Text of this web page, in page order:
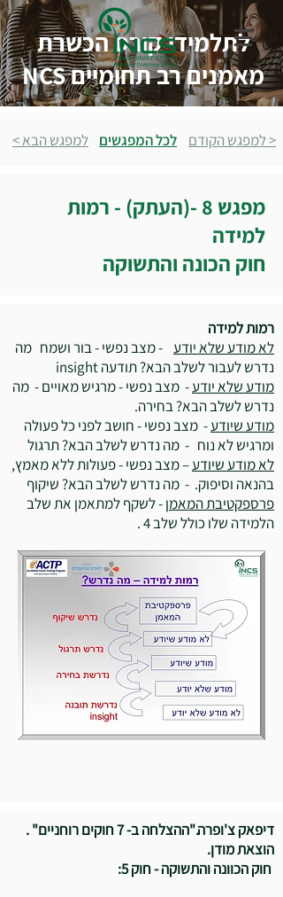
לתלמידי קורס הכשרת
מאמנים רב תחומיים NCS
למפגש הבא > < למפגש הקודם לכל המפגשים
מפגש 8 -(העתק) - רמות
למידה
חוק הכונה והתשוקה
רמות למידה
לא מודע שלא יודע - מצב נפשי - בור ושמח מה
נדרש לעבור לשלב הבא? תודעה insight
מודע שלא יודע- מצב נפשי - מרגיש מאויים - מה
נדרש לשלב הבא? בחירה.
מודע שיודע- מצב נפשי - חושב לפני כל פעולה
ומרגיש לא נוח - מה נדרש לשלב הבא? תרגול
לא מודע שיודע– מצב נפשי - פעולות ללא מאמץ,
בהנאה וסיפוק. - מה נדרש לשלב הבא? שיקוף
פרספקטיבת המאמן - לשקף למתאמן את שלב
הלמידה שלו כולל שלב 4 .
דיפאק צ'ופרה."ההצלחה ב- 7 חוקים רוחניים" .
הוצאת מודן.
חוק הכוונה והתשוקה - חוק 5: